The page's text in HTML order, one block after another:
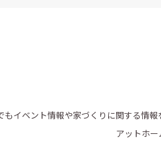
もイベント情報や家づくりに関する情
アットホ